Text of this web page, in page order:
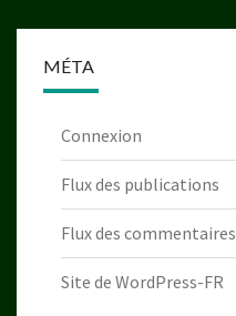
MÉTA
Connexion
Flux des publications
Flux des commentaires
Site de WordPress-FR